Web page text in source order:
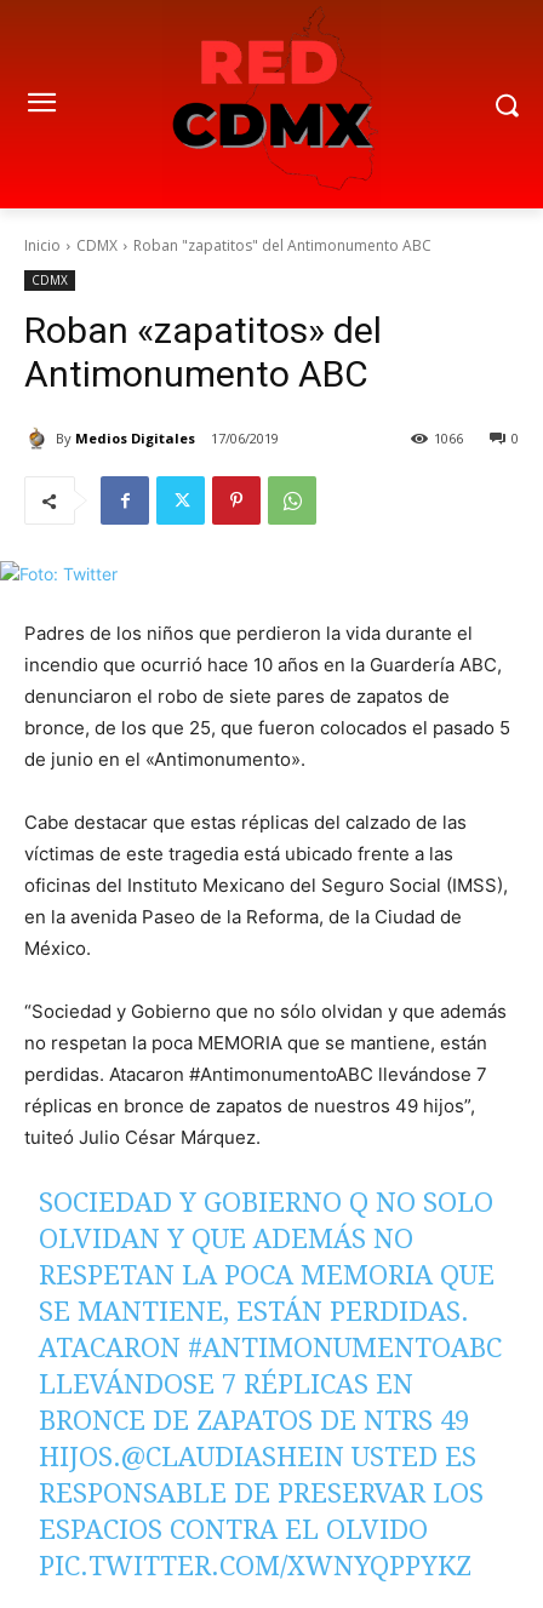
Inicio CDMX Roban "zapatitos" del Antimonumento ABC
CDMX
Roban «zapatitos» del
Antimonumento ABC
By Medios Digitales 17/06/2019 0
1066
Padres de los niños que perdieron la vida durante el
incendio que ocurrió hace 10 años en la Guardería ABC,
denunciaron el robo de siete pares de zapatos de
bronce, de los que 25, que fueron colocados el pasado 5
de junio en el «Antimonumento».
Cabe destacar que estas réplicas del calzado de las
víctimas de este tragedia está ubicado frente a las
oficinas del Instituto Mexicano del Seguro Social (IMSS),
en la avenida Paseo de la Reforma, de la Ciudad de
México.
“Sociedad y Gobierno que no sólo olvidan y que además
no respetan la poca MEMORIA que se mantiene, están
perdidas. Atacaron #AntimonumentoABC llevándose 7
réplicas en bronce de zapatos de nuestros 49 hijos”,
tuiteó Julio César Márquez.
SOCIEDAD Y GOBIERNO Q NO SOLO
OLVIDAN Y QUE ADEMÁS NO
RESPETAN LA POCA MEMORIA QUE
SE MANTIENE, ESTÁN PERDIDAS.
ATACARON #ANTIMONUMENTOABC
LLEVÁNDOSE 7 RÉPLICAS EN
BRONCE DE ZAPATOS DE NTRS 49
HIJOS.@CLAUDIASHEIN USTED ES
RESPONSABLE DE PRESERVAR LOS
ESPACIOS CONTRA EL OLVIDO
PIC.TWITTER.COM/XWNYQPPYKZ